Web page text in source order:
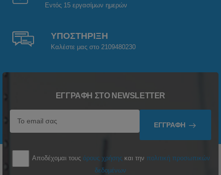
Εντός 15 εργασίμων ημερών
ΥΠΟΣΤΗΡΙΞΗ
Καλέστε μας στο 2109480230
ΕΓΓΡΑΦΉ ΣΤΟ NEWSLETTER
ΕΓΓΡΑΦΉ
Αποδέχομαι τους όρους χρήσης και την πολιτική προσωπικών
δεδομένων